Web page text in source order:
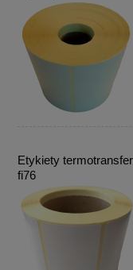
Etykiety
fi76